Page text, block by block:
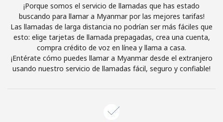
¡Hola!
Inicia sesión o REGÍSTRATE →
¡Porque somos el servicio de llamadas que has estado
buscando para llamar a Myanmar por las mejores tarifas!
Las llamadas de larga distancia no podrían ser más fáciles que
esto: elige tarjetas de llamada prepagadas, crea una cuenta,
compra crédito de voz en línea y llama a casa.
¡Entérate cómo puedes llamar a Myanmar desde el extranjero
usando nuestro servicio de llamadas fácil, seguro y confiable!